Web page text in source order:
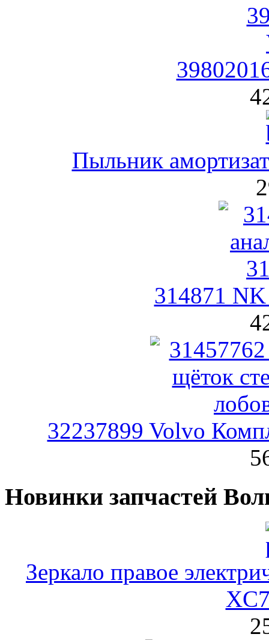
Пыльник
314871
32237899 Volvo
Новинки запчастей
Зеркало правое